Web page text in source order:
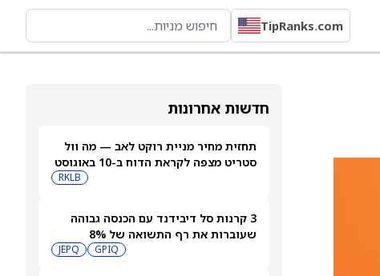
TipRanks.com
חדשות אחרונות
תחזית מחיר מניית רוקט לאב — מה וול
סטריט מצפה לקראת הדוח ב-10 באוגוסט
RKLB
3 קרנות סל דיבידנד עם הכנסה גבוהה
שעוברות את רף התשואה של 8%
GPIQ
JEPQ